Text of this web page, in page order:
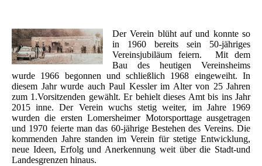
Der Verein blüht auf und konnte so
in 1960 bereits sein 50-jähriges
Vereinsjubiläum feiern. Mit dem
Bau des heutigen Vereinsheims
wurde 1966 begonnen und schließlich 1968 eingeweiht. In
diesem Jahr wurde auch Paul Kessler im Alter von 25 Jahren
zum 1.Vorsitzenden gewählt. Er behielt dieses Amt bis ins Jahr
2015 inne. Der Verein wuchs stetig weiter, im Jahre 1969
wurden die ersten Lomersheimer Motorsporttage ausgetragen
und 1970 feierte man das 60-jährige Bestehen des Vereins. Die
kommenden Jahre standen im Verein für stetige Entwicklung,
neue Ideen, Erfolg und Anerkennung weit über die Stadt-und
Landesgrenzen hinaus.